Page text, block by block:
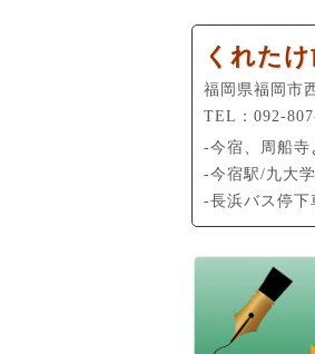
くれた
福岡県福岡市
TEL： 092-
-今宿、周船寺
-今宿駅/九大
-長浜バス停下